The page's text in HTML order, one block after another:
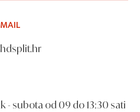
- subota od 09 do 13:30 sati